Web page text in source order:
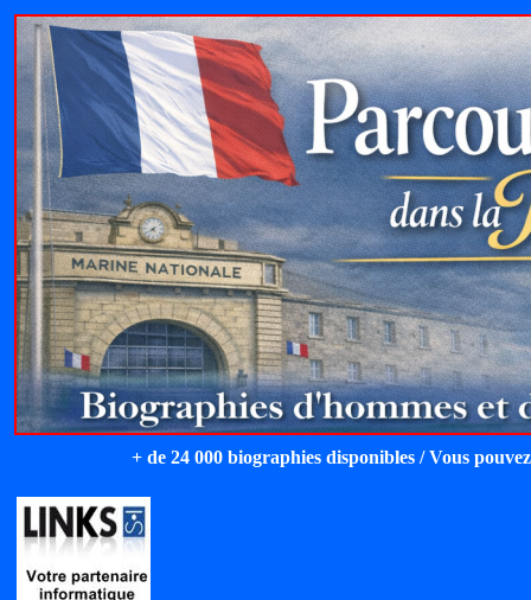
+ de 24 000 biographies disponibles / Vous